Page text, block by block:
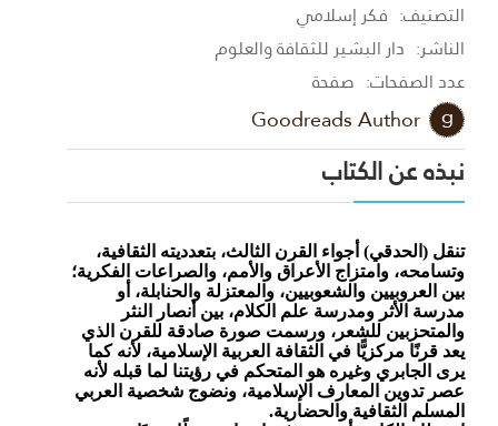
التصنيف: فكر إسلامي
الناشر: دار البشير للثقافة والعلوم
عدد الصفحات: صفحة
Goodreads Author
نبذه عن الكتاب
تنقل (الحدقي) أجواء القرن الثالث، بتعدديته الثقافية،
وتسامحه، وامتزاج الأعراق والأمم، والصراعات الفكرية؛
بين العروبيين والشعوبيين، والمعتزلة والحنابلة، أو
مدرسة الأثر ومدرسة علم الكلام، بين أنصار النثر
والمتحزبين للشعر، ورسمت صورة صادقة للقرن الذي
يعد قرنًا مركزيًّا في الثقافة العربية الإسلامية، لأنه كما
يرى الجابري وغيره هو المتحكم في رؤيتنا لما قبله لأنه
عصر تدوين المعارف الإسلامية، ونضوج شخصية العربي
المسلم الثقافية والحضارية.